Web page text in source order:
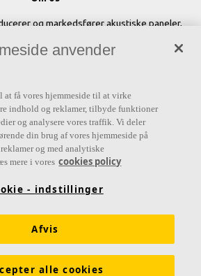
og markedsfører akustiske paneler,
og effektivitet. Vores løfte "A
er rygraden i alt, hvad vi gør.
Følg os
Links
Akustisk viden Akustikløsninger
Brochurer Ecophon prisliste
LCAbyg filer
anvender
at få vores hjemmeside til at virke
indhold og reklamer, tilbyde funktioner
og analysere vores traffik. Vi deler
din brug af vores hjemmeside på
og med analytiske
mere i vores cookies policy
- indstillinger
Afvis
alle cookies